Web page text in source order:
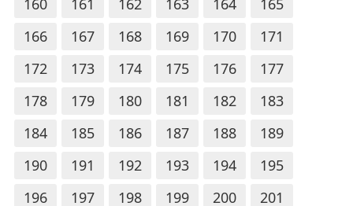
160
161 162 163 164
165
166
167 168 169 170
171
172
173 174 175 176
177
178
179 180 181 182
183
184
185 186 187 188
189
190
191 192 193 194
195
196
197 198 199 200
201